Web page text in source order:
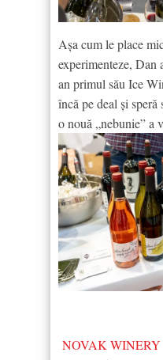
Așa cum le place
experimenteze, Dan
an primul său Ice
încă pe deal și speră
o nouă „nebunie” a
NOVAK WINERY